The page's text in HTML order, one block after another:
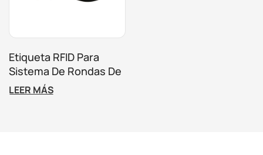
Etiqueta RFID Para
Sistema De Rondas De
Seguridad ABS De 13,56
MHz Con Orificio Para
LEER MÁS